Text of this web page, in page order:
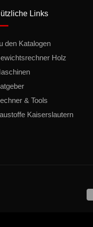
Links
den Katalogen
Holz
& Tools
Kaiserslautern